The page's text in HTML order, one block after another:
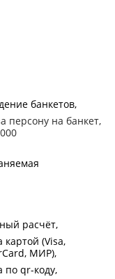
банкетов
персону на банкет,
расчёт
картой (Visa,
МИР)
по qr-коду